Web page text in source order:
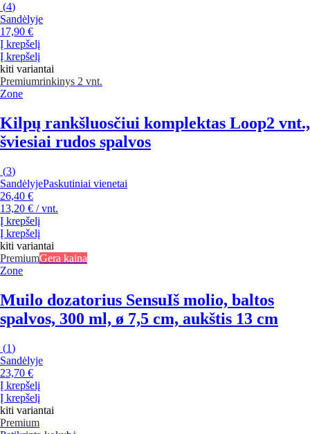
(4)
Sandėlyje
17,90 €
Į krepšelį
Į krepšelį
kiti variantai
Premiumrinkinys 2 vnt.
Zone
Kilpų rankšluosčiui komplektas Loop2 vnt.,
šviesiai rudos spalvos
(3)
SandėlyjePaskutiniai vienetai
26,40 €
13,20 € / vnt.
Į krepšelį
Į krepšelį
kiti variantai
PremiumGera kaina
Zone
Muilo dozatorius SensuIš molio, baltos
spalvos, 300 ml, ø 7,5 cm, aukštis 13 cm
(1)
Sandėlyje
23,70 €
Į krepšelį
Į krepšelį
kiti variantai
Premium